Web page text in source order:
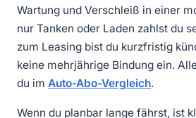
Wartung und Verschleiß in einer
nur Tanken oder Laden zahlst du
zum Leasing bist du kurzfristig
keine mehrjährige Bindung ein.
du im Auto-Abo-Vergleich.
Wenn du planbar lange fährst, ist